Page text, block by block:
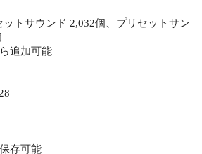
ットサウンド 2,032個、プリセットサン
追加可能
存可能